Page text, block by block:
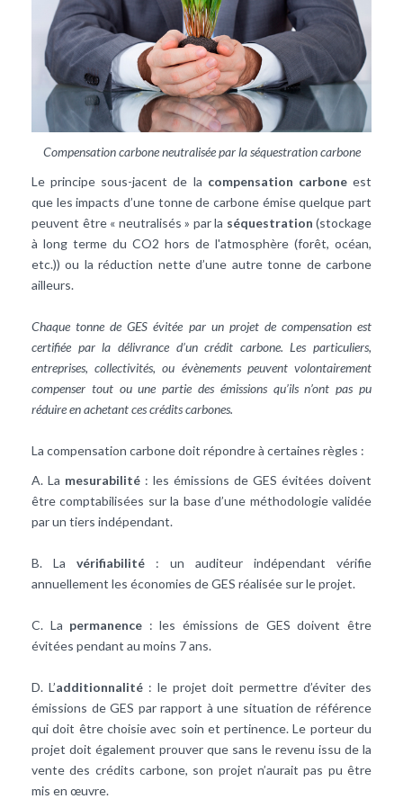
Compensation carbone neutralisée par la séquestration carbone
Le principe sous-jacent de la compensation carboneest
que les impacts d’une tonne de carbone émise quelque part
peuvent être « neutralisés » par la séquestration (stockage
à long terme du CO2 hors de l'atmosphère (forêt, océan,
etc.)) ou la réduction nette d’une autre tonne de carbone
ailleurs.
Chaque tonne de GES évitée par un projet de compensation est
certifiée par la délivrance d’un crédit carbone. Les particuliers,
entreprises, collectivités, ou évènements peuvent volontairement
compenser tout ou une partie des émissions qu’ils n’ont pas pu
réduire en achetant ces crédits carbones.
La compensation carbone doit répondre à certaines règles :
A. La mesurabilité : les émissions de GES évitées doivent
être comptabilisées sur la base d’une méthodologie validée
par un tiers indépendant.
B. La vérifiabilité : un auditeur indépendant vérifie
annuellement les économies de GES réalisée sur le projet.
C. La permanence : les émissions de GES doivent être
évitées pendant au moins 7 ans.
D. L’additionnalité: le projet doit permettre d’éviter des
émissions de GES par rapport à une situation de référence
qui doit être choisie avec soin et pertinence. Le porteur du
projet doit également prouver que sans le revenu issu de la
vente des crédits carbone, son projet n’aurait pas pu être
mis en œuvre.